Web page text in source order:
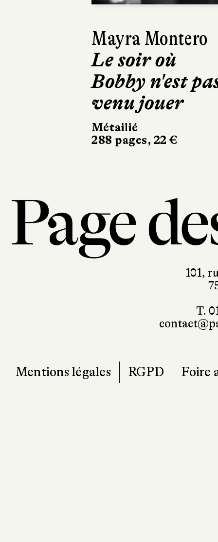
Mayra Montero
Le soir où
Bobby n'est
venu jouer
Métailié
288 pages, 22 €
101,
T.
Mentions légales RGPD Foire